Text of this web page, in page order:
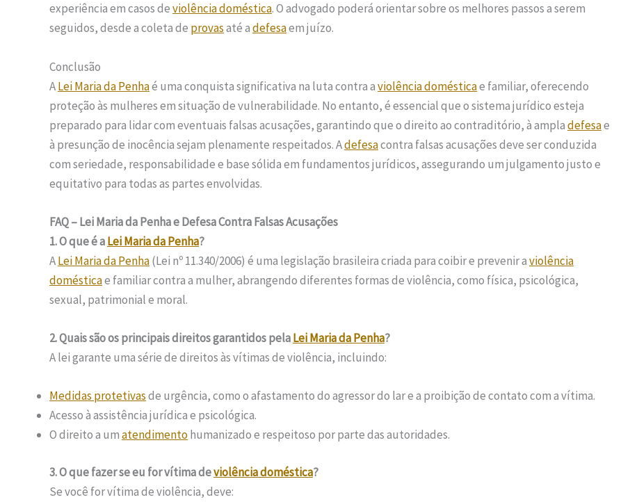
experiência em casos deviolência doméstica. O advogado poderá orientar sobre os melhores passos a serem
seguidos, desde a coleta de provasaté adefesaem juízo.
Conclusão
ALei Maria da Penhaé uma conquista significativa na luta contra aviolência domésticae familiar, oferecendo
proteção às mulheres em situação de vulnerabilidade. No entanto, é essencial que o sistema jurídico esteja
preparado para lidar com eventuais falsas acusações, garantindo que o direito ao contraditório, à ampladefesae
à presunção de inocência sejam plenamente respeitados. Adefesacontra falsas acusações deve ser conduzida
com seriedade, responsabilidade e base sólida em fundamentos jurídicos, assegurando um julgamento justo e
equitativo para todas as partes envolvidas.
FAQ – Lei Maria da Penha e Defesa Contra Falsas Acusações
1. O que é aLei Maria da Penha?
ALei Maria da Penha(Lei nº 11.340/2006) é uma legislação brasileira criada para coibir e prevenir aviolência
domésticae familiar contra a mulher, abrangendo diferentes formas de violência, como física, psicológica,
sexual, patrimonial e moral.
2. Quais são os principais direitos garantidos pelaLei Maria da Penha?
A lei garante uma série de direitos às vítimas de violência, incluindo:
Medidas protetivasde urgência, como o afastamento do agressor do lar e a proibição de contato com a vítima.
Acesso à assistência jurídica e psicológica.
O direito a umatendimentohumanizado e respeitoso por parte das autoridades.
3. O que fazer se eu for vítima deviolência doméstica?
Se você for vítima de violência, deve: